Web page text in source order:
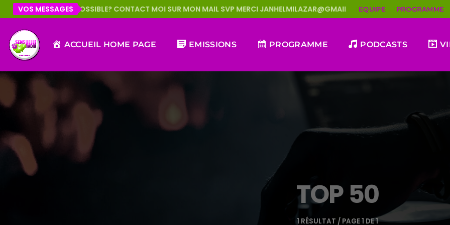
VOS MESSAGES
POSSIBLE? CONTACT MOI SUR MON MAIL SVP MERCI JANHELMILAZAR@GMAIL.COM CHE TI KOFE CHÔ
EQUIPE PROGRAMME
ACCUEIL HOME PAGE EMISSIONS PROGRAMME PODCASTS
TOP 50
1 RÉSULTAT / PAGE 1 DE 1